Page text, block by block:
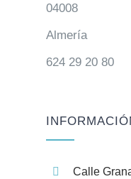
04008
Almería
624 29 20 80
Calle